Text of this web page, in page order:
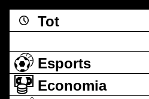
Tot
Esports
Economia